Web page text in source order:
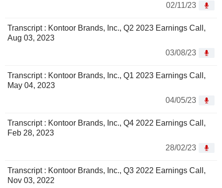
02/11/23
Transcript : Kontoor Brands, Inc., Q2 2023 Earnings Call,
Aug 03, 2023
03/08/23
Transcript : Kontoor Brands, Inc., Q1 2023 Earnings Call,
May 04, 2023
04/05/23
Transcript : Kontoor Brands, Inc., Q4 2022 Earnings Call,
Feb 28, 2023
28/02/23
Transcript : Kontoor Brands, Inc., Q3 2022 Earnings Call,
Nov 03, 2022